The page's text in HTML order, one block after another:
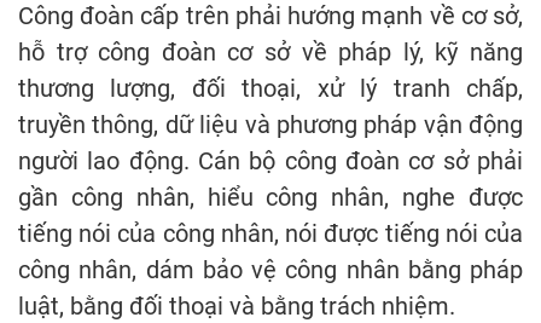
Công đoàn cấp trên phải hướng mạnh về cơ sở,
hỗ trợ công đoàn cơ sở về pháp lý, kỹ năng
thương lượng, đối thoại, xử lý tranh chấp,
truyền thông, dữ liệu và phương pháp vận động
người lao động. Cán bộ công đoàn cơ sở phải
gần công nhân, hiểu công nhân, nghe được
tiếng nói của công nhân, nói được tiếng nói của
công nhân, dám bảo vệ công nhân bằng pháp
luật, bằng đối thoại và bằng trách nhiệm.